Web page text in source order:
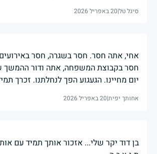
סיגל טל|20 באפריל 2026
אחי, אתה חסר. חסר בשגרה, חסר
חסר בקבוצת המשפחה, אתה ודור ההמשך
יום מחיינו. הגעגוע הפך לנחלתנו. זכרך
אחותך יפית|20 באפריל 2026
בן דוד יקר שלי... אזכור אותך תמיד עם